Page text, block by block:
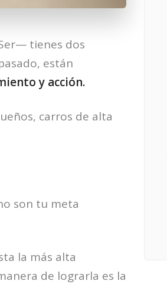
tienes dos
están
y acción.
carros de alta
son tu meta
la más alta
de lograrla es la